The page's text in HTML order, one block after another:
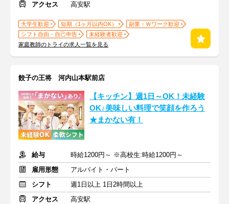
アクセス
高安駅
大学生歓迎 短期（1ヶ月以内OK）
副業・Ｗワーク歓迎
シフト自由・自己申告
未経験者歓迎
家庭教師のトライの求人一覧を見る
餃子の王将 河内山本駅前店
【キッチン】週1日～OK！未経験
OK♪美味しい料理で笑顔を作ろう
★まかない有！
給与
時給1200円～ ※高校生:時給1200円～
雇用形態
アルバイト・パート
シフト
週1日以上 1日2時間以上
アクセス
高安駅